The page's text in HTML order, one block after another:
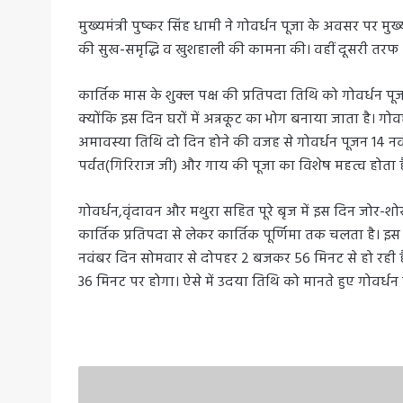
मुख्यमंत्री पुष्कर सिंह धामी ने गोवर्धन पूजा के अवसर पर
की सुख-समृद्धि व खुशहाली की कामना की। वहीं दूसरी
कार्तिक मास के शुक्ल पक्ष की प्रतिपदा तिथि को गोवर्धन
क्योंकि इस दिन घरों में अन्नकूट का भोग बनाया जाता है।
अमावस्या तिथि दो दिन होने की वजह से गोवर्धन पूजन 14
पर्वत(गिरिराज जी) और गाय की पूजा का विशेष महत्व होता
गोवर्धन,वृंदावन और मथुरा सहित पूरे बृज में इस दिन जोर-
कार्तिक प्रतिपदा से लेकर कार्तिक पूर्णिमा तक चलता है।
नवंबर दिन सोमवार से दोपहर 2 बजकर 56 मिनट से हो
36 मिनट पर होगा। ऐसे में उदया तिथि को मानते हुए